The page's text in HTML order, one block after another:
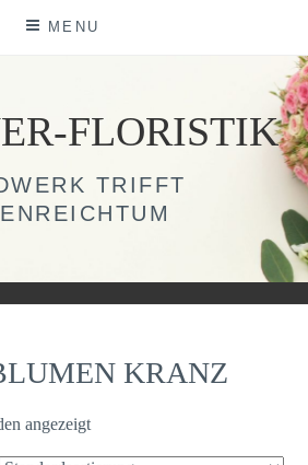
MENU
FLORISTIK
TRIFFT
KRANZ
angezeigt